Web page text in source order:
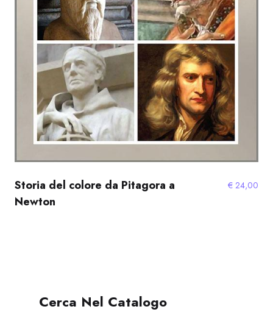
Storia del colore da Pitagora a
Newton
€ 24,00
Cerca Nel Catalogo